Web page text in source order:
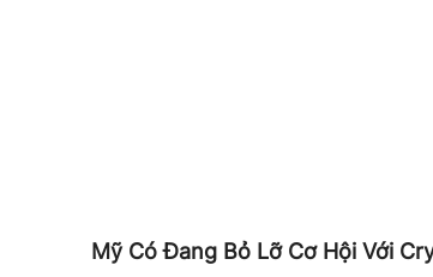
Mỹ Có Đang Bỏ Lỡ Cơ Hội Với